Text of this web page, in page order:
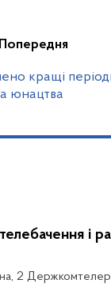
Попередня
кращі
юнацтва
і
2